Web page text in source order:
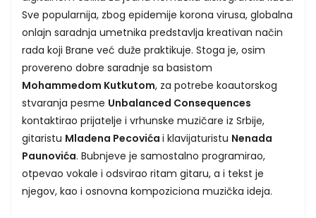
Sve popularnija, zbog epidemije korona virusa, globalna
onlajn saradnja umetnika predstavlja kreativan način
rada koji Brane već duže praktikuje. Stoga je, osim
provereno dobre saradnje sa basistom
Mohammedom Kutkutom, za potrebe koautorskog
stvaranja pesme Unbalanced Consequences
kontaktirao prijatelje i vrhunske muzičare iz Srbije,
gitaristu Mladena Pecovića i klavijaturistu Nenada
Paunovića. Bubnjeve je samostalno programirao,
otpevao vokale i odsvirao ritam gitaru, a i tekst je
njegov, kao i osnovna kompoziciona muzička ideja.